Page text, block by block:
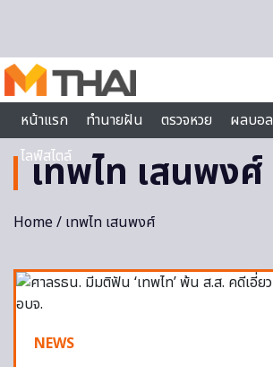
หน้าแรก
ทำนายฝัน ตรวจหวย ผลบอล
ไลฟ์สไตล์
เทพไท เสนพงศ์
Home/ เทพไท เสนพงศ์
NEWS